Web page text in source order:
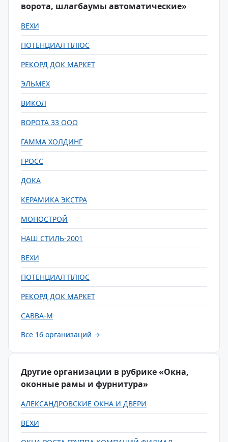
ворота, шлагбаумы автоматические»
ВЕХИ
ПОТЕНЦИАЛ ПЛЮС
РЕКОРД ДОК МАРКЕТ
ЭЛЬМЕХ
ВИКОЛ
ВОРОТА 33 ООО
ГАММА ХОЛДИНГ
ГРОСС
ДОКА
КЕРАМИКА ЭКСТРА
МОНОСТРОЙ
НАШ СТИЛЬ-2001
ВЕХИ
ПОТЕНЦИАЛ ПЛЮС
РЕКОРД ДОК МАРКЕТ
САВВА-М
Все 16 организаций →
Другие организации в рубрике «Окна,
оконные рамы и фурнитура»
АЛЕКСАНДРОВСКИЕ ОКНА И ДВЕРИ
ВЕХИ